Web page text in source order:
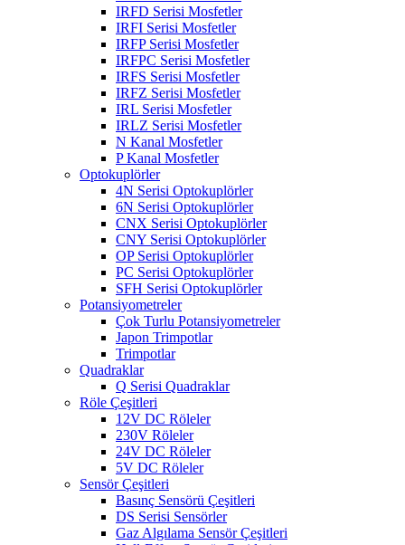
IRFD Serisi Mosfetler
IRFI Serisi Mosfetler
IRFP Serisi Mosfetler
IRFPC Serisi Mosfetler
IRFS Serisi Mosfetler
IRFZ Serisi Mosfetler
IRL Serisi Mosfetler
IRLZ Serisi Mosfetler
N Kanal Mosfetler
P Kanal Mosfetler
Optokuplörler
4N Serisi Optokuplörler
6N Serisi Optokuplörler
CNX Serisi Optokuplörler
CNY Serisi Optokuplörler
OP Serisi Optokuplörler
PC Serisi Optokuplörler
SFH Serisi Optokuplörler
Potansiyometreler
Çok Turlu Potansiyometreler
Japon Trimpotlar
Trimpotlar
Quadraklar
Q Serisi Quadraklar
Röle Çeşitleri
12V DC Röleler
230V Röleler
24V DC Röleler
5V DC Röleler
Sensör Çeşitleri
Basınç Sensörü Çeşitleri
DS Serisi Sensörler
Gaz Algılama Sensör Çeşitleri